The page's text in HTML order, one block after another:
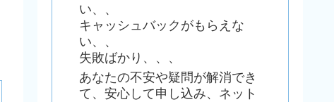
い、、
キャッシュバックがもらえな
い、、
失敗ばかり、、、
あなたの不安や疑問が解消でき
て、安心して申し込み、ネット